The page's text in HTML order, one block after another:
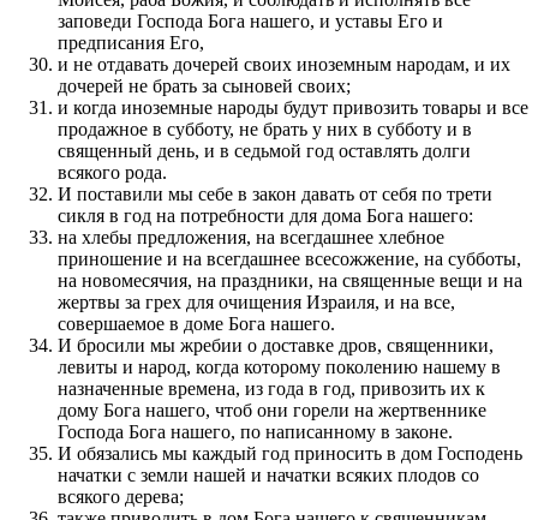
заповеди Господа Бога нашего, и уставы Его и
предписания Его,
и не отдавать дочерей своих иноземным народам, и их
дочерей не брать за сыновей своих;
и когда иноземные народы будут привозить товары и все
продажное в субботу, не брать у них в субботу и в
священный день, и в седьмой год оставлять долги
всякого рода.
И поставили мы себе в закон давать от себя по трети
сикля в год на потребности для дома Бога нашего:
на хлебы предложения, на всегдашнее хлебное
приношение и на всегдашнее всесожжение, на субботы,
на новомесячия, на праздники, на священные вещи и на
жертвы за грех для очищения Израиля, и на все,
совершаемое в доме Бога нашего.
И бросили мы жребии о доставке дров, священники,
левиты и народ, когда которому поколению нашему в
назначенные времена, из года в год, привозить их к
дому Бога нашего, чтоб они горели на жертвеннике
Господа Бога нашего, по написанному в законе.
И обязались мы каждый год приносить в дом Господень
начатки с земли нашей и начатки всяких плодов со
всякого дерева;